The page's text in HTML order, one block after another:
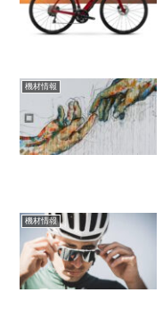
機材情報
機材情報